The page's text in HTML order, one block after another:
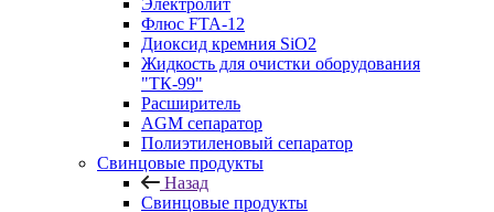
Электролит
Флюс FTA-12
Диоксид кремния SiO2
Жидкость для очистки оборудования
"ТК-99"
Расширитель
AGM сепаратор
Полиэтиленовый сепаратор
Свинцовые продукты
Назад
Свинцовые продукты